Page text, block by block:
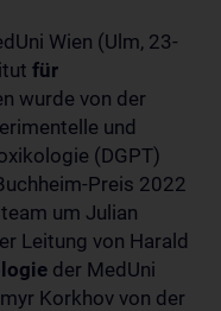
Wien (Ulm, 23-
für
wurde von der
und
(DGPT)
Preis 2022
um Julian
Leitung von Harald
der MedUni
Korkhov von der